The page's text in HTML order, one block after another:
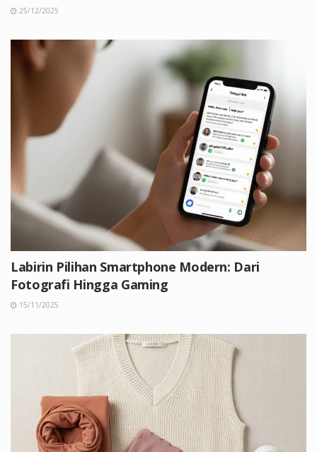
25/12/2025
Labirin Pilihan Smartphone Modern: Dari
Fotografi Hingga Gaming
15/11/2025